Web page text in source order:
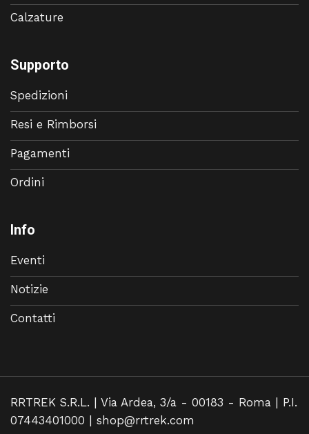
Calzature
Supporto
Spedizioni
Resi e Rimborsi
Pagamenti
Ordini
Info
Eventi
Notizie
Contatti
RRTREK S.R.L. | Via Ardea, 3/a - 00183 - Roma | P.I.
07443401000 | shop@rrtrek.com